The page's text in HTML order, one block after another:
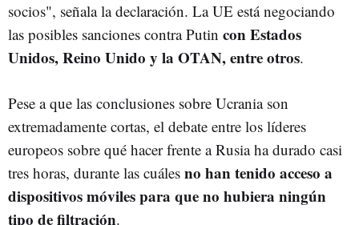
socios", señala la declaración. La UE está negociando
las posibles sanciones contra Putin con Estados
Unidos, Reino Unido y la OTAN, entre otros.
Pese a que las conclusiones sobre Ucrania son
extremadamente cortas, el debate entre los líderes
europeos sobre qué hacer frente a Rusia ha durado casi
tres horas, durante las cuáles no han tenido acceso a
dispositivos móviles para que no hubiera ningún
tipo de filtración.